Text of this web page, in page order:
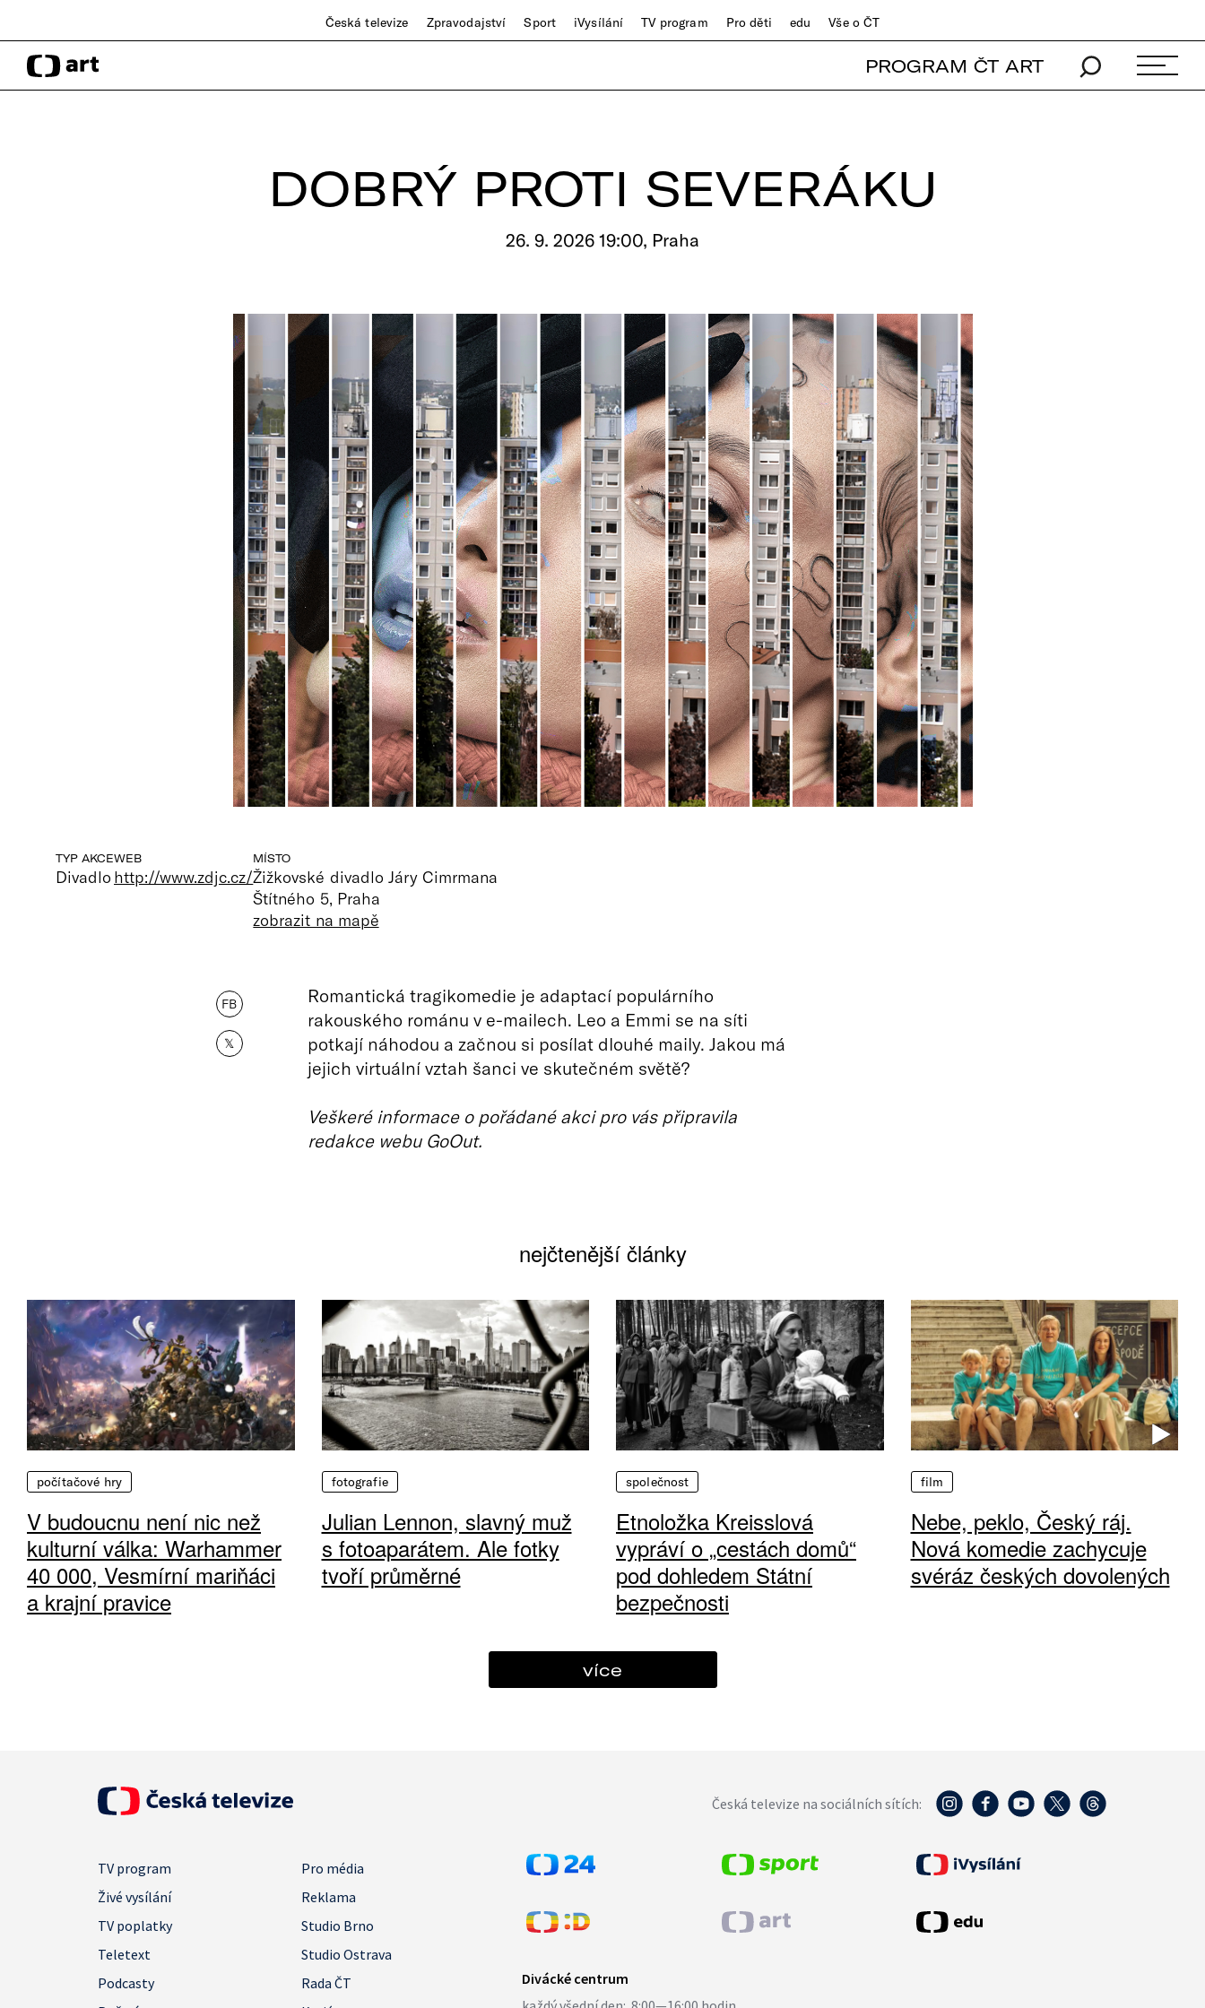
Česká televize Zpravodajství Sport iVysílání TV program Pro děti edu Vše o ČT
PROGRAM ČT ART
DOBRÝ PROTI SEVERÁKU
26. 9. 2026 19:00, Praha
TYP AKCE
Divadlo
WEB
http://www.zdjc.cz/
MÍSTO
Žižkovské divadlo Járy Cimrmana
Štítného 5, Praha
zobrazit na mapě
FB
𝕏
Romantická tragikomedie je adaptací populárního
rakouského románu v e-mailech. Leo a Emmi se na síti
potkají náhodou a začnou si posílat dlouhé maily. Jakou má
jejich virtuální vztah šanci ve skutečném světě?
Veškeré informace o pořádané akci pro vás připravila
redakce webu GoOut.
nejčtenější články
počítačové hry
V budoucnu není nic než
kulturní válka: Warhammer
40 000, Vesmírní mariňáci
a krajní pravice
fotografie
Julian Lennon, slavný muž
s fotoaparátem. Ale fotky
tvoří průměrné
společnost
Etnoložka Kreisslová
vypráví o „cestách domů“
pod dohledem Státní
bezpečnosti
film
Nebe, peklo, Český ráj.
Nová komedie zachycuje
svéráz českých dovolených
více
Česká televize na sociálních sítích:
TV program
Pro média
Živé vysílání
Reklama
TV poplatky
Studio Brno
Teletext
Studio Ostrava
Podcasty
Rada ČT